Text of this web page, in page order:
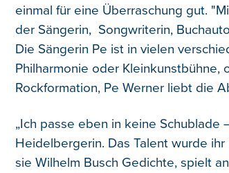
einmal für eine Überraschung gut.
der Sängerin, Songwriterin,
Die Sängerin Pe ist in vielen
Philharmonie oder
Rockformation, Pe Werner liebt die
„Ich passe eben in keine Schublade
Heidelbergerin. Das Talent wurde
sie Wilhelm Busch Gedichte, spielt